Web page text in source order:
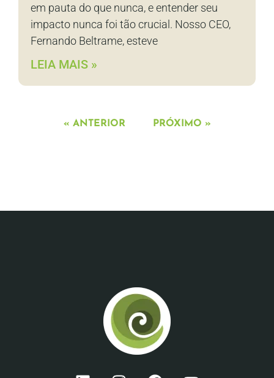
em pauta do que nunca, e entender seu
impacto nunca foi tão crucial. Nosso CEO,
Fernando Beltrame, esteve
LEIA MAIS »
« ANTERIOR PRÓXIMO »